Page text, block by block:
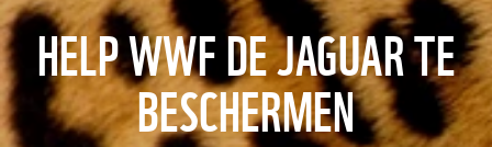
HELP WWF DE JAGUAR TE
BESCHERMEN